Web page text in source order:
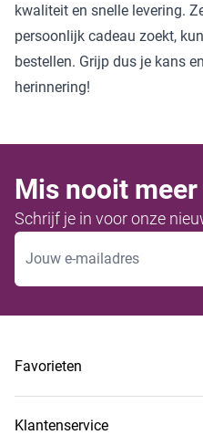
kwaliteit en snelle levering.
persoonlijk cadeau zoekt,
bestellen. Grijp dus je kans
herinnering!
Mis nooit
Schrijf je in voor onze
E-mailadres
Favorieten
Klantenservice